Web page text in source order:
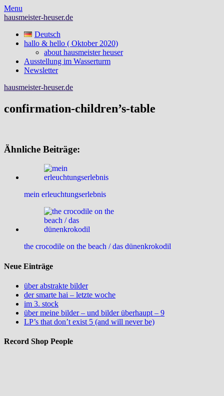
Skip
to
Menu
hausmeister-heuser.de
Deutsch
hallo & hello ( Oktober 2020)
about hausmeister heuser
Ausstellung im Wasserturm
Newsletter
hausmeister-heuser.de
confirmation-children’s-table
Ähnliche Beiträge:
mein erleuchtungserlebnis
the crocodile on the beach / das dünenkrokodil
Neue Einträge
über abstrakte bilder
der smarte hai – letzte woche
im 3. stock
über meine bilder – und bilder überhaupt – 9
LP’s that don’t exist 5 (and will never be)
Record Shop People